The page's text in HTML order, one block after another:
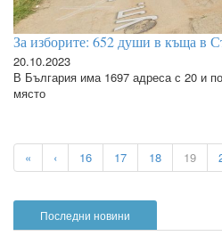
За изборите: 652 души в къща в
20.10.2023
В България има 1697 адреса с 20 и
място
« ‹ 16 17 18 19
Последни новини